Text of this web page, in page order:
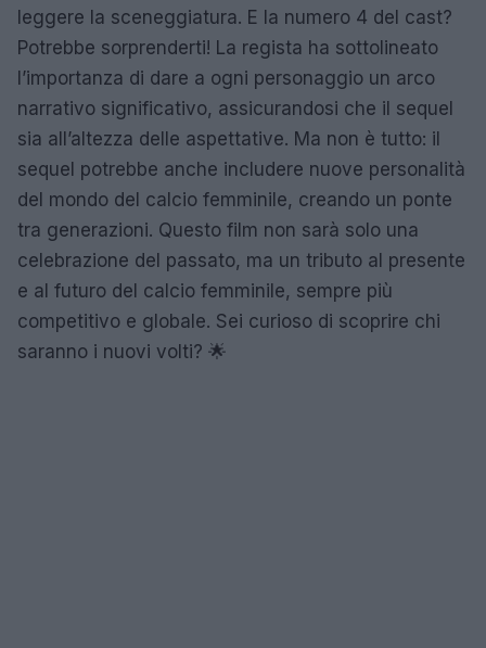
leggere la sceneggiatura. E la numero 4 del cast?
Potrebbe sorprenderti! La regista ha sottolineato
l’importanza di dare a ogni personaggio un arco
narrativo significativo, assicurandosi che il sequel
sia all’altezza delle aspettative. Ma non è tutto: il
sequel potrebbe anche includere nuove personalità
del mondo del calcio femminile, creando un ponte
tra generazioni. Questo film non sarà solo una
celebrazione del passato, ma un tributo al presente
e al futuro del calcio femminile, sempre più
competitivo e globale. Sei curioso di scoprire chi
saranno i nuovi volti? 🌟